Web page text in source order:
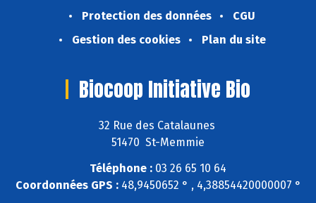
Protection des données
CGU
Gestion des cookies
Plan du site
Biocoop Initiative Bio
32 Rue des Catalaunes
51470 St-Memmie
Téléphone : 03 26 65 10 64
Coordonnées GPS :48,9450652 ° , 4,38854420000007 °